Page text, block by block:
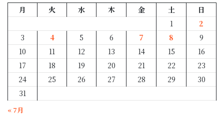
月 火 水 木 金 土
日
1
2
3
4 5 6 7 8
9
10
11 12 13 14 15
16
17
18 19 20 21 22
23
24
25 26 27 28 29
30
31
« 7月